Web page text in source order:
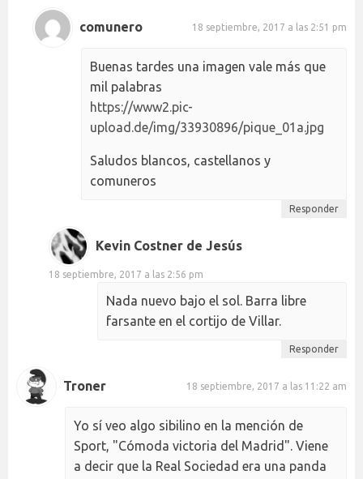
comunero 18 septiembre, 2017 a las 2:51 pm
Buenas tardes una imagen vale más que
mil palabras
https://www2.pic-
upload.de/img/33930896/pique_01a.jpg
Saludos blancos, castellanos y
comuneros
Responder
Kevin Costner de Jesús
18 septiembre, 2017 a las 2:56 pm
Nada nuevo bajo el sol. Barra libre
farsante en el cortijo de Villar.
Responder
Troner 18 septiembre, 2017 a las 11:22 am
Yo sí veo algo sibilino en la mención de
Sport, "Cómoda victoria del Madrid". Viene
a decir que la Real Sociedad era una panda